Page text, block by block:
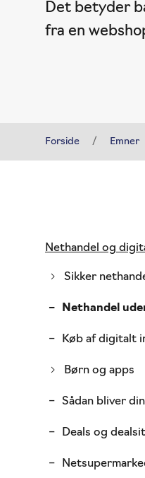
Det betyder
fra en
Forside Emner
til
Nethandel og
Sikker
Nethandel
Køb af digitalt
Børn og apps
Sådan bliver
Deals og